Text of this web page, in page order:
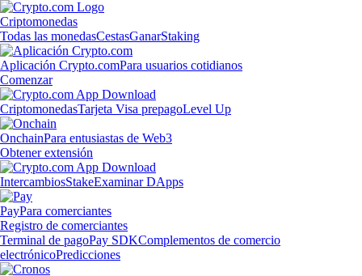
Criptomonedas
Todas las monedasCestasGanarStaking
Aplicación Crypto.comPara usuarios cotidianos
Comenzar
CriptomonedasTarjeta Visa prepagoLevel Up
OnchainPara entusiastas de Web3
Obtener extensión
IntercambiosStakeExaminar DApps
PayPara comerciantes
Registro de comerciantes
Terminal de pagoPay SDKComplementos de comercio
electrónicoPredicciones